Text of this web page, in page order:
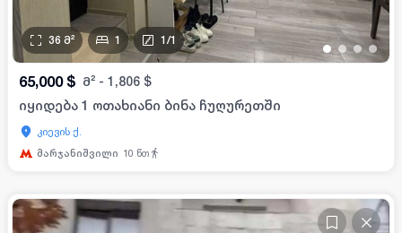
••• •
36 მ² 1 1 /1
65,000 $ მ² - 1,806 $
იყიდება 1 ოთახიანი ბინა ჩუღურეთში
კიევის ქ.
მარჯანიშვილი 10 წთ